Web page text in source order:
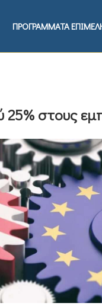
ΠΡΟΓΡΑΜΜΑΤΑ
στους